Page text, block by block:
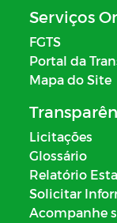
Serviços
FGTS
Portal da
Mapa do Site
Licitações
Glossário
Relatório
Solicitar
Acompanhe